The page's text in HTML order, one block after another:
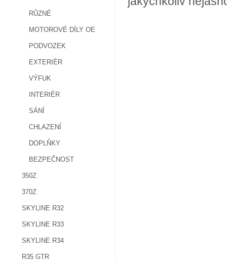
RŮZNÉ
MOTOROVÉ DÍLY OE
PODVOZEK
EXTERIÉR
VÝFUK
INTERIÉR
SÁNÍ
CHLAZENÍ
DOPLŇKY
BEZPEČNOST
350Z
370Z
SKYLINE R32
SKYLINE R33
SKYLINE R34
R35 GTR